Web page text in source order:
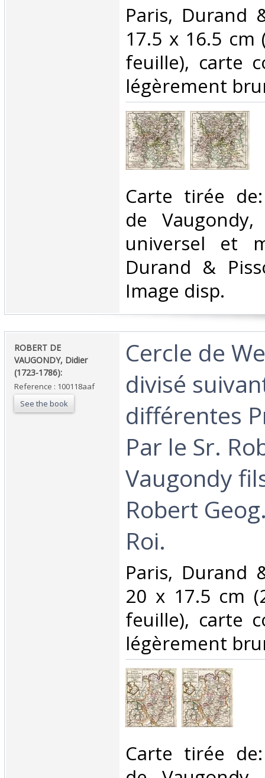
‎Paris, Durand
17.5 x 16.5 cm
feuille), carte
légèrement
‎Carte tirée
de
universel et
Durand &
Image disp.‎
‎ROBERT DE
VAUGONDY, Didier
(1723-1786):‎
Reference : 100118aaf
See the book
‎Cercle de
divisé
différentes
Par le Sr.
Vaugondy
Robert
Roi.‎
‎Paris, Durand
20 x 17.5 cm
feuille), carte
légèrement
‎Carte tirée